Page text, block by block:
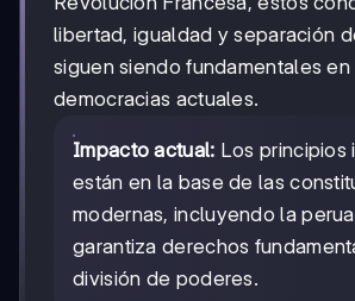
libertad, igualdad y separación
siguen siendo fundamentales en
democracias actuales.
Impacto actual: Los principios
están en la base de las
modernas, incluyendo la
garantiza derechos
división de poderes.